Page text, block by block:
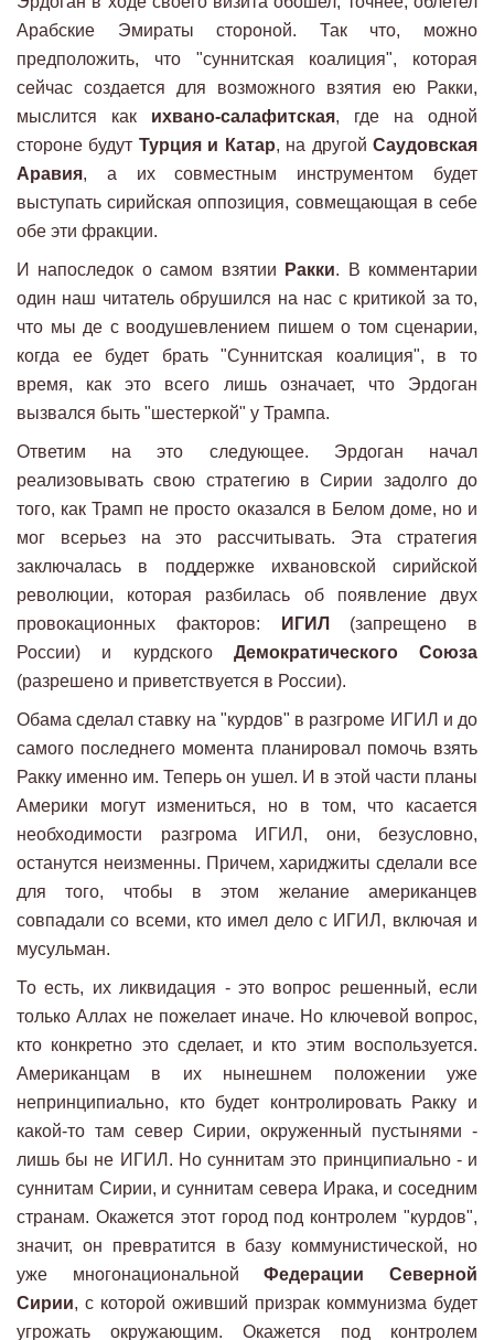
Арабские Эмираты стороной. Так что, можно
предположить, что "суннитская коалиция", которая
сейчас создается для возможного взятия ею Ракки,
мыслится как ихвано-салафитская, где на одной
стороне будут Турция и Катар, на другойСаудовская
Аравия, а их совместным инструментом будет
выступать сирийская оппозиция, совмещающая в себе
обе эти фракции.
И напоследок о самом взятии Ракки. В комментарии
один наш читатель обрушился на нас с критикой за то,
что мы де с воодушевлением пишем о том сценарии,
когда ее будет брать "Суннитская коалиция", в то
время, как это всего лишь означает, что Эрдоган
вызвался быть "шестеркой" у Трампа.
Ответим на это следующее. Эрдоган начал
реализовывать свою стратегию в Сирии задолго до
того, как Трамп не просто оказался в Белом доме, но и
мог всерьез на это рассчитывать. Эта стратегия
заключалась в поддержке ихвановской сирийской
революции, которая разбилась об появление двух
провокационных факторов:
ИГИЛ
(запрещено в
России) и курдского Демократического Союза
(разрешено и приветствуется в России).
Обама сделал ставку на "курдов" в разгроме ИГИЛ и до
самого последнего момента планировал помочь взять
Ракку именно им. Теперь он ушел. И в этой части планы
Америки могут измениться, но в том, что касается
необходимости разгрома ИГИЛ, они, безусловно,
останутся неизменны. Причем, хариджиты сделали все
для того, чтобы в этом желание американцев
совпадали со всеми, кто имел дело с ИГИЛ, включая и
мусульман.
То есть, их ликвидация - это вопрос решенный, если
только Аллах не пожелает иначе. Но ключевой вопрос,
кто конкретно это сделает, и кто этим воспользуется.
Американцам в их нынешнем положении уже
непринципиально, кто будет контролировать Ракку и
какой-то там север Сирии, окруженный пустынями -
лишь бы не ИГИЛ. Но суннитам это принципиально - и
суннитам Сирии, и суннитам севера Ирака, и соседним
странам. Окажется этот город под контролем "курдов",
значит, он превратится в базу коммунистической, но
уже многонациональнойФедерации Северной
Сирии, с которой оживший призрак коммунизма будет
угрожать окружающим. Окажется под контролем